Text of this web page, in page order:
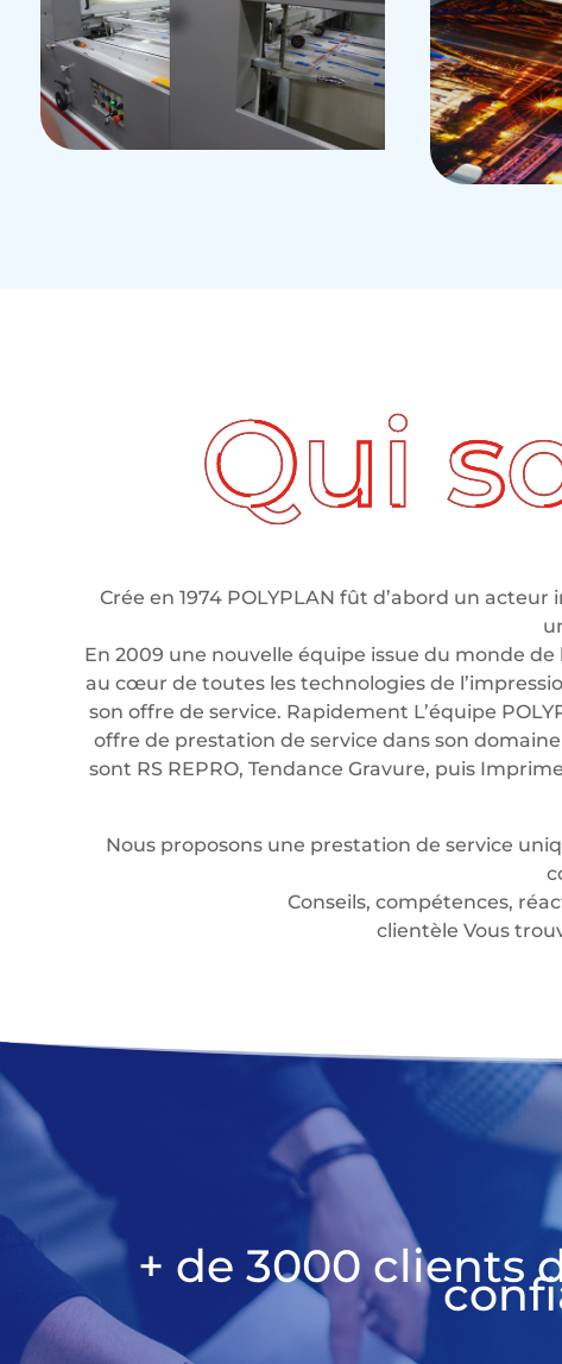
Crée en 1974 POLYPLAN fût d’abord un
En 2009 une nouvelle équipe issue du monde
au cœur de toutes les technologies de
son offre de service. Rapidement L’équipe
offre de prestation de service dans son
sont RS REPRO, Tendance Gravure, puis
Nous proposons une prestation de service
Conseils, compétences,
clientèle Vous
+ de 3000 clients